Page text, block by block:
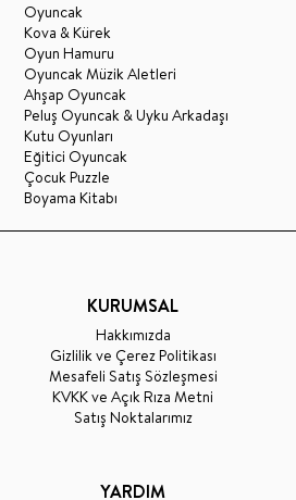
Oyuncak
Kova & Kürek
Oyun Hamuru
Oyuncak Müzik Aletleri
Ahşap Oyuncak
Peluş Oyuncak & Uyku Arkadaşı
Kutu Oyunları
Eğitici Oyuncak
Çocuk Puzzle
Boyama Kitabı
KURUMSAL
Hakkımızda
Gizlilik ve Çerez Politikası
Mesafeli Satış Sözleşmesi
KVKK ve Açık Rıza Metni
Satış Noktalarımız
YARDIM